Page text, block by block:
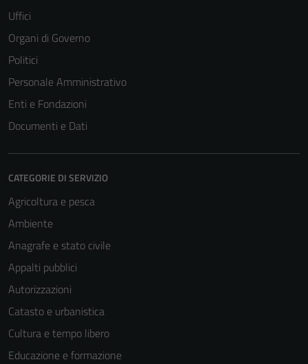
Uffici
Organi di Governo
Politici
Personale Amministrativo
Enti e Fondazioni
Documenti e Dati
CATEGORIE DI SERVIZIO
Agricoltura e pesca
Ambiente
Anagrafe e stato civile
Appalti pubblici
Autorizzazioni
Catasto e urbanistica
Cultura e tempo libero
Educazione e formazione